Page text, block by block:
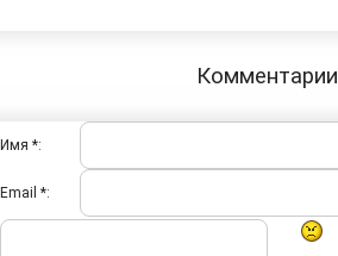
Комментарии
Имя *:
Email *: